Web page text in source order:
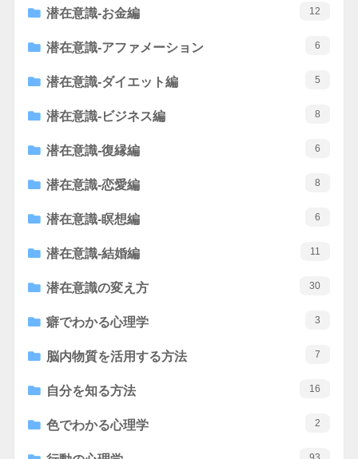
潜在意識-お金編 12
潜在意識-アファメーション 6
潜在意識-ダイエット編 5
潜在意識-ビジネス編 8
潜在意識-復縁編 6
潜在意識-恋愛編 8
潜在意識-瞑想編 6
潜在意識-結婚編 11
潜在意識の変え方 30
癖でわかる心理学 3
脳内物質を活用する方法 7
自分を知る方法 16
色でわかる心理学 2